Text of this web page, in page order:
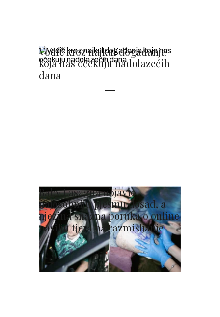
Vodič kroz najkul događanja
koja nas očekuju nadolazećih
dana
Baby Lasagna objavio
najosobniju pjesmu dosad, a
njezina snažna poruka o online
nasilju tjera na razmišljanje